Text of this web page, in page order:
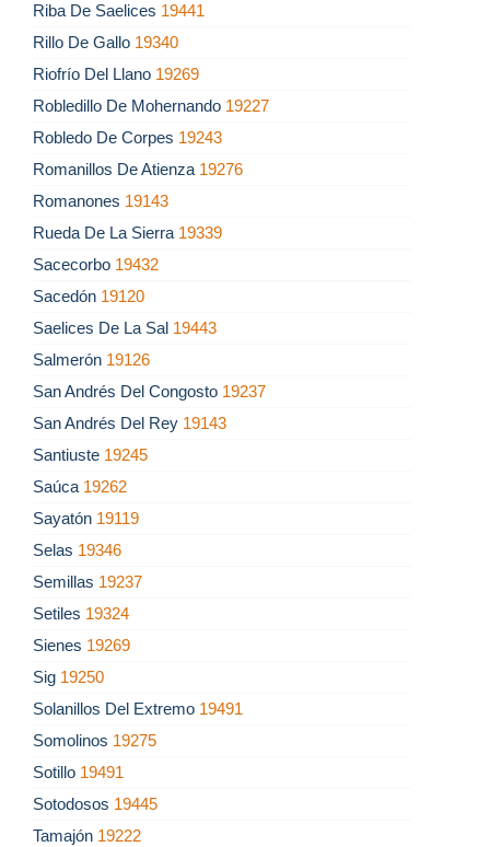
Riba De Saelices 19441
Rillo De Gallo 19340
Riofrío Del Llano 19269
Robledillo De Mohernando 19227
Robledo De Corpes 19243
Romanillos De Atienza 19276
Romanones 19143
Rueda De La Sierra 19339
Sacecorbo 19432
Sacedón 19120
Saelices De La Sal 19443
Salmerón 19126
San Andrés Del Congosto 19237
San Andrés Del Rey 19143
Santiuste 19245
Saúca 19262
Sayatón 19119
Selas 19346
Semillas 19237
Setiles 19324
Sienes 19269
Sig 19250
Solanillos Del Extremo 19491
Somolinos 19275
Sotillo 19491
Sotodosos 19445
Tamajón 19222